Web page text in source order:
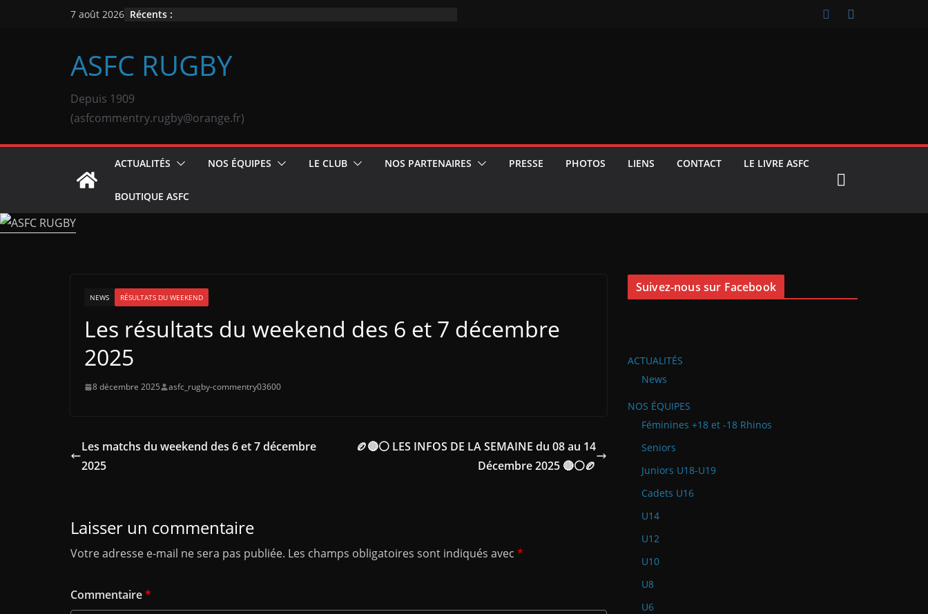
7 août 2026 Récents :
ASFC RUGBY
Depuis 1909
(asfcommentry.rugby@orange.fr)
ACTUALITÉS NOS ÉQUIPES LE CLUB NOS PARTENAIRES PRESSE PHOTOS LIENS CONTACT LE LIVRE ASFC
BOUTIQUE ASFC
NEWS RÉSULTATS DU WEEKEND
Les résultats du weekend des 6 et 7 décembre
2025
8 décembre 2025 asfc_rugby-commentry03600
Les matchs du weekend des 6 et 7 décembre
2025
🏉🔴⚪ LES INFOS DE LA SEMAINE du 08 au 14
Décembre 2025 🔴⚪🏉
Laisser un commentaire
Votre adresse e-mail ne sera pas publiée. Les champs obligatoires sont indiqués avec *
Commentaire*
Suivez-nous sur Facebook
ACTUALITÉS
News
NOS ÉQUIPES
Féminines +18 et -18 Rhinos
Seniors
Juniors U18-U19
Cadets U16
U14
U12
U10
U8
U6